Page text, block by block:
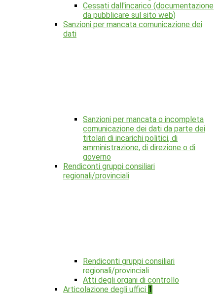
Cessati dall'incarico (documentazione
da pubblicare sul sito web)
Sanzioni per mancata comunicazione dei
dati
Sanzioni per mancata o incompleta
comunicazione dei dati da parte dei
titolari di incarichi politici, di
amministrazione, di direzione o di
governo
Rendiconti gruppi consiliari
regionali/provinciali
Rendiconti gruppi consiliari
regionali/provinciali
Atti degli organi di controllo
Articolazione degli uffici 1